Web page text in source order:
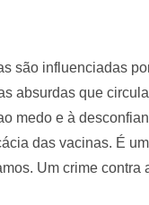
são influenciadas
absurdas que
medo e à
das vacinas. É
Um crime contra